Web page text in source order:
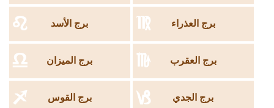
برج الأسد e برج العذراء f
برج الميزان g برج العقرب h
برج القوس i برج الجدي j